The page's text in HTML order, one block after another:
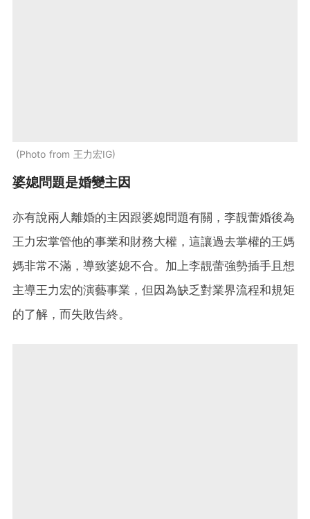
Photo from 王力宏IG
婆媳問題是婚變主因
亦有說兩人離婚的主因跟婆媳問題有關，李靚蕾婚後為
王力宏掌管他的事業和財務大權，這讓過去掌權的王媽
媽非常不滿，導致婆媳不合。加上李靚蕾強勢插手且想
主導王力宏的演藝事業，但因為缺乏對業界流程和規矩
的了解，而失敗告終。